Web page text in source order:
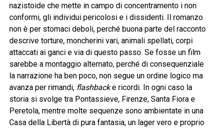
nazistoide che mette in campo di concentramento i non
conformi, gli individui pericolosi e i dissidenti. Il romanzo
non è per stomaci deboli, perché buona parte del racconto
descrive torture, moncherini vari, animali spellati, corpi
attaccati ai ganci e via di questo passo. Se fosse un film
sarebbe a montaggio alternato, perché di consequenziale
la narrazione ha ben poco, non segue un ordine logico ma
avanza per rimandi, flashbacke ricordi. In ogni caso la
storia si svolge tra Pontassieve, Firenze, Santa Fiora e
Peretola, mentre molte sequenze sono ambientate in una
Casa della Libertà di pura fantasia, un lager vero e proprio